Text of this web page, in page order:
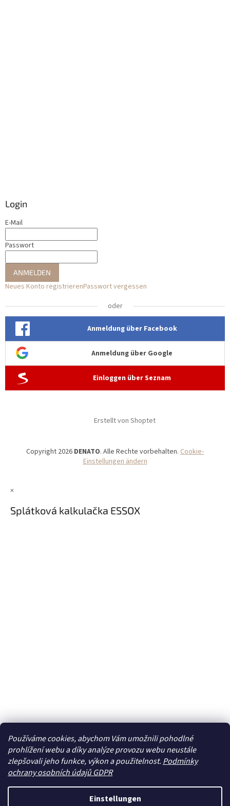
Používáme cookies, abychom Vám umožnili pohodlné
prohlížení webu a díky analýze provozu webu neustále
zlepšovali jeho funkce, výkon a použitelnost. Podmínky
ochrany osobních údajů GDPR
Einstellungen
Login
E-Mail
Passwort
ANMELDEN
Neues Konto registrierenPasswort vergessen
oder
Anmeldung über Facebook
Anmeldung über Google
Einloggen über Seznam
Erstellt von Shoptet
Copyright 2026 DENATO. Alle Rechte vorbehalten. Cookie-
Einstellungen ändern
×
Splátková kalkulačka ESSOX